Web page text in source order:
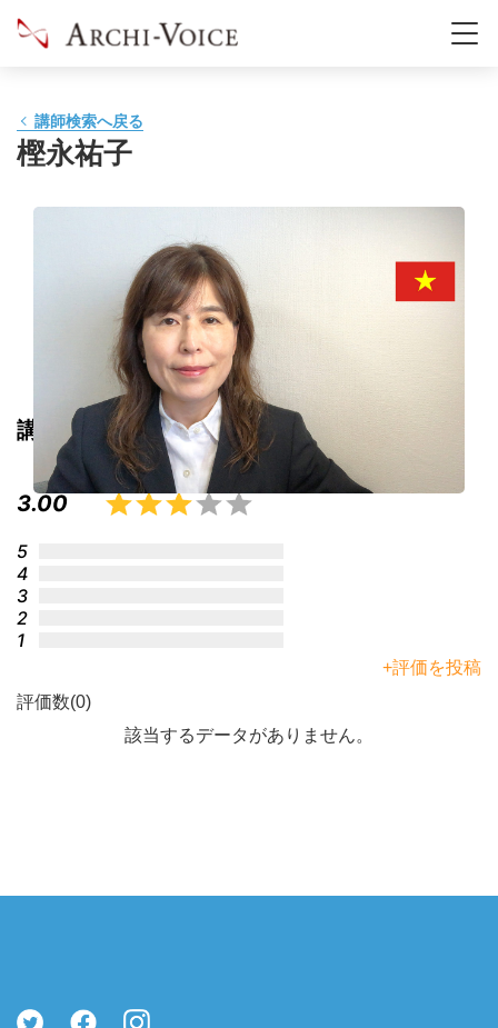
講師検索へ戻る
樫永祐子
講師の評価
3.00
5
4
3
2
1
+評価を投稿
評価数(0)
該当するデータがありません。